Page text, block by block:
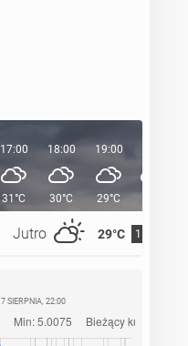
Jutro 29°C 15°C
17:00
31°C
18:00
30°C
19:00
29°C
7 SIERPNIA, 22:00